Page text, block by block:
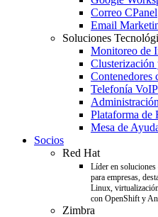
Correo CPanel
Email
Soluciones
Monitoreo de
Contenedores
Telefonía VoIP
Plataforma de
Mesa de
Socios
Red Hat
Líder en
para empresas,
Linux,
con OpenShift y
Zimbra